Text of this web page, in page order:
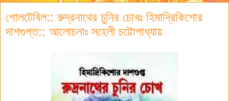
গোলটেবিল:: রুদ্রনাথের চুনির চোখঃ হিমাদ্রিকিশোর
দাশগুপ্ত:: আলোচনাঃ সহেলী চট্টোপাধ্যায়